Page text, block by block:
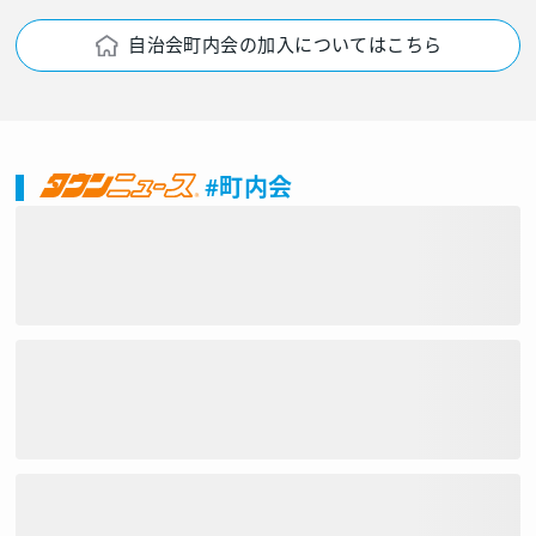
自治会町内会の加入についてはこちら
#町内会